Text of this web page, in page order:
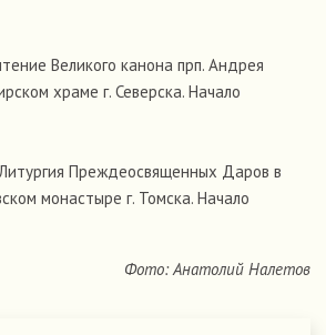
Великого канона прп. Андрея
храме г. Северска. Начало
Преждеосвященных Даров в
монастыре г. Томска. Начало
Фото: Анатолий Налетов